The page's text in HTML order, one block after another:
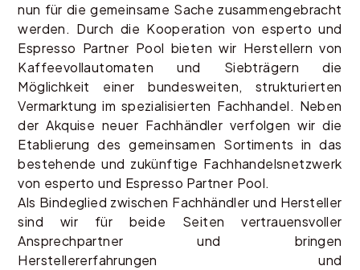
nun für die gemeinsame Sache zusammengebracht
werden. Durch die Kooperation von esperto und
Espresso Partner Pool bieten wir Herstellern von
Kaffeevollautomaten und Siebträgern die
Möglichkeit einer bundesweiten, strukturierten
Vermarktung im spezialisierten Fachhandel. Neben
der Akquise neuer Fachhändler verfolgen wir die
Etablierung des gemeinsamen Sortiments in das
bestehende und zukünftige Fachhandelsnetzwerk
von esperto und Espresso Partner Pool.
Als Bindeglied zwischen Fachhändler und Hersteller
sind wir für beide Seiten vertrauensvoller
Ansprechpartner und bringen
Herstellererfahrungen und